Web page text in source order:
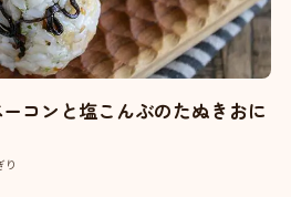
コンと塩こんぶのたぬきおに
り